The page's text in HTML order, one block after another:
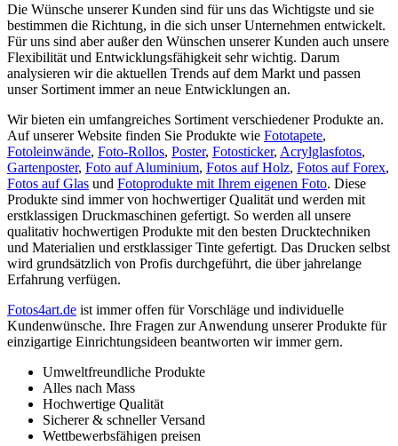
Die Wünsche unserer Kunden sind für uns das Wichtigste und sie
bestimmen die Richtung, in die sich unser Unternehmen entwickelt.
Für uns sind aber außer den Wünschen unserer Kunden auch unsere
Flexibilität und Entwicklungsfähigkeit sehr wichtig. Darum
analysieren wir die aktuellen Trends auf dem Markt und passen
unser Sortiment immer an neue Entwicklungen an.
Wir bieten ein umfangreiches Sortiment verschiedener Produkte an.
Auf unserer Website finden Sie Produkte wie Fototapete,
Fotoleinwände, Foto-Rollos, Poster, Fotosticker, Acrylglasfotos,
Gartenposter, Foto auf Aluminium, Fotos auf Holz, Fotos auf Forex,
Fotos auf Glas und Fotoprodukte mit Ihrem eigenen Foto. Diese
Produkte sind immer von hochwertiger Qualität und werden mit
erstklassigen Druckmaschinen gefertigt. So werden all unsere
qualitativ hochwertigen Produkte mit den besten Drucktechniken
und Materialien und erstklassiger Tinte gefertigt. Das Drucken selbst
wird grundsätzlich von Profis durchgeführt, die über jahrelange
Erfahrung verfügen.
Fotos4art.de ist immer offen für Vorschläge und individuelle
Kundenwünsche. Ihre Fragen zur Anwendung unserer Produkte für
einzigartige Einrichtungsideen beantworten wir immer gern.
Umweltfreundliche Produkte
Alles nach Mass
Hochwertige Qualität
Sicherer & schneller Versand
Wettbewerbsfähigen preisen